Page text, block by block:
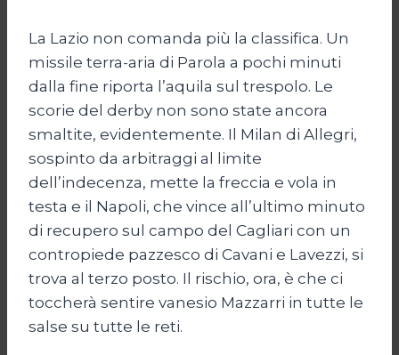
La Lazio non comanda più la classifica. Un
missile terra-aria di Parola a pochi minuti
dalla fine riporta l’aquila sul trespolo. Le
scorie del derby non sono state ancora
smaltite, evidentemente. Il Milan di Allegri,
sospinto da arbitraggi al limite
dell’indecenza, mette la freccia e vola in
testa e il Napoli, che vince all’ultimo minuto
di recupero sul campo del Cagliari con un
contropiede pazzesco di Cavani e Lavezzi, si
trova al terzo posto. Il rischio, ora, è che ci
toccherà sentire vanesio Mazzarri in tutte le
salse su tutte le reti.